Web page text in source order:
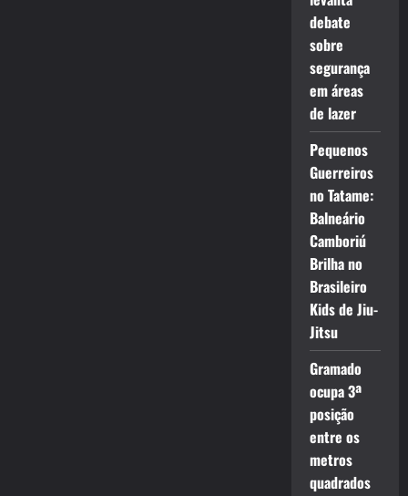
debate
sobre
segurança
em áreas
de lazer
Pequenos
Guerreiros
no Tatame:
Balneário
Camboriú
Brilha no
Brasileiro
Kids de Jiu-
Jitsu
Gramado
ocupa 3ª
posição
entre os
metros
quadrados